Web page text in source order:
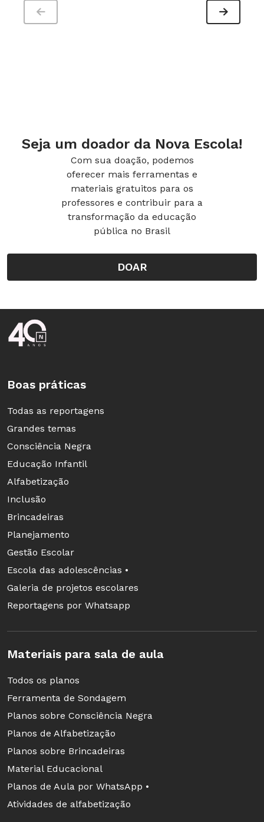
Seja um doador da Nova Escola!
Com sua doação, podemos
oferecer mais ferramentas e
materiais gratuitos para os
professores e contribuir para a
transformação da educação
pública no Brasil
DOAR
Rodapé da Nova Escola
Boas práticas
Todas as reportagens
Grandes temas
Consciência Negra
Educação Infantil
Alfabetização
Inclusão
Brincadeiras
Planejamento
Gestão Escolar
Escola das adolescências •
Galeria de projetos escolares
Reportagens por Whatsapp
Materiais para sala de aula
Todos os planos
Ferramenta de Sondagem
Planos sobre Consciência Negra
Planos de Alfabetização
Planos sobre Brincadeiras
Material Educacional
Planos de Aula por WhatsApp •
Atividades de alfabetização